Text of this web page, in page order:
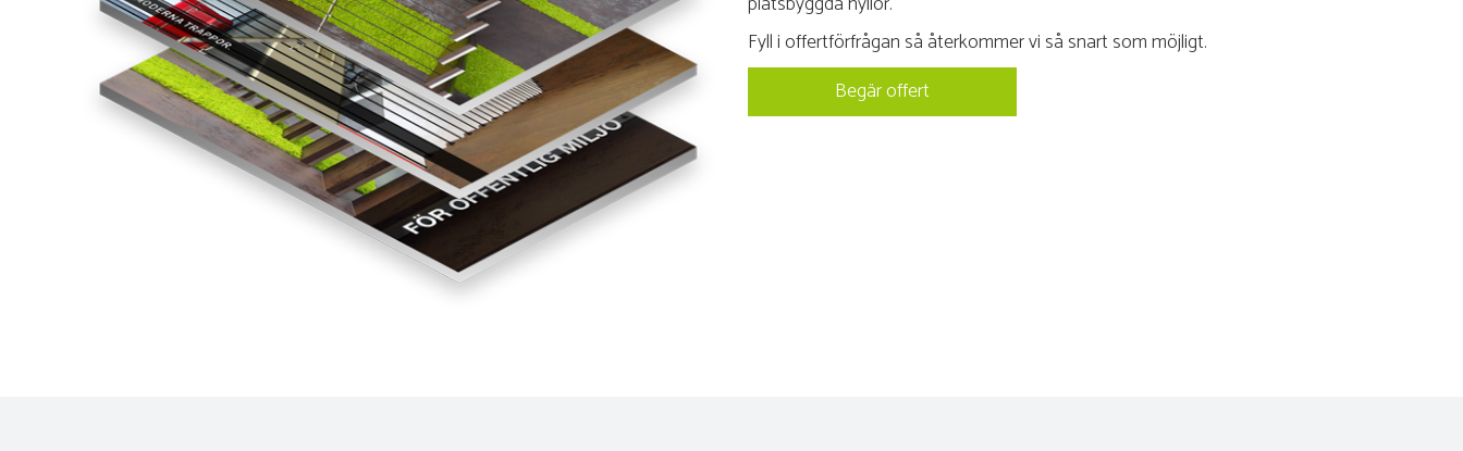
Fyll i offertförfrågan så återkommer vi så snart som möjligt.
Begär offert